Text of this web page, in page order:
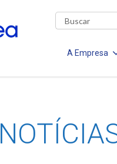
A Empresa